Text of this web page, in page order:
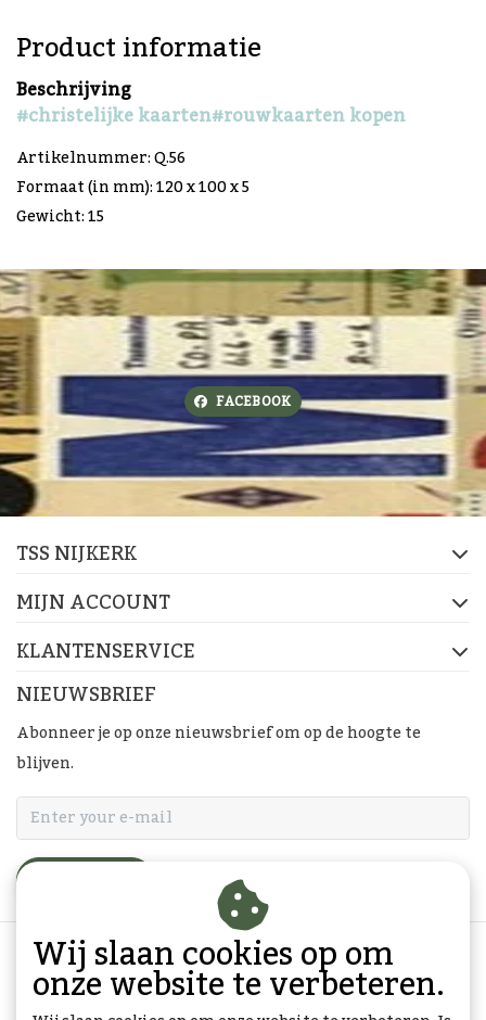
Product informatie
Beschrijving
#christelijke kaarten#rouwkaarten kopen
Artikelnummer: Q.56
Formaat (in mm): 120 x 100 x 5
Gewicht: 15
FACEBOOK
TSS NIJKERK
MIJN ACCOUNT
KLANTENSERVICE
NIEUWSBRIEF
Abonneer je op onze nieuwsbrief om op de hoogte te
blijven.
Wij slaan cookies op om
onze website te verbeteren.